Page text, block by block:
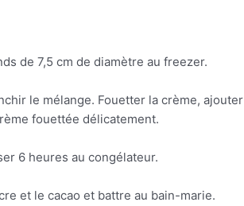
de 7,5 cm de diamètre au freezer.
le mélange. Fouetter la crème, ajouter
fouettée délicatement.
6 heures au congélateur.
et le cacao et battre au bain-marie.